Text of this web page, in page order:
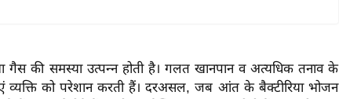
गैस की समस्या उत्पन्न होती है। गलत खानपान व अत्यधिक तनाव के
व्यक्ति को परेशान करती हैं। दरअसल, जब आंत के बैक्टीरिया भोजन